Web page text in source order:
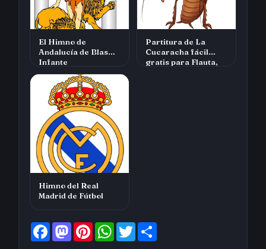
El Himno de
Andalucía de Blas
Infante
Partitura de La
Cucaracha fácil
gratis para Flauta,
Himno del Real
Madrid de Fútbol
F
M
P
W
T
w